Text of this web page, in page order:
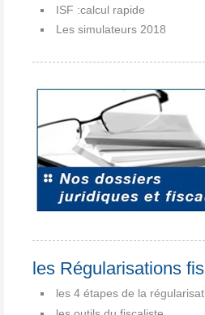
ISF :calcul rapide
Les simulateurs 2018
les Régularisations
les 4 étapes de la